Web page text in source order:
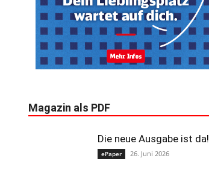
Magazin als PDF
Die neue Ausgabe ist da!
ePaper 26. Juni 2026